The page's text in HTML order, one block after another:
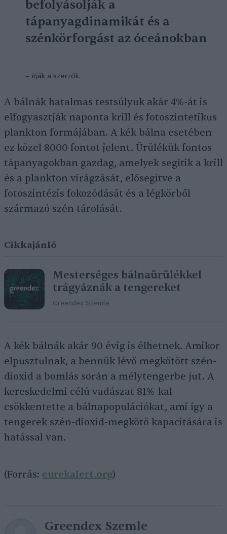
befolyásolják a
tápanyagdinamikát és a
szénkörforgást az óceánokban
– írják a szerzők.
A bálnák hatalmas testsúlyuk akár 4%-át is
elfogyasztják naponta krill és fotoszintetikus
plankton formájában. A kék bálna esetében
ez közel 8000 fontot jelent. Ürülékük fontos
tápanyagokban gazdag, amelyek segítik a krill
és a plankton virágzását, elősegítve a
fotoszintézis fokozódását és a légkörből
származó szén tárolását.
Cikkajánló
Mesterséges bálnaürülékkel
trágyáznák a tengereket
Greendex Szemle
A kék bálnák akár 90 évig is élhetnek. Amikor
elpusztulnak, a bennük lévő megkötött szén-
dioxid a bomlás során a mélytengerbe jut. A
kereskedelmi célú vadászat 81%-kal
csökkentette a bálnapopulációkat, ami így a
tengerek szén-dioxid-megkötő kapacitására is
hatással van.
(Forrás: eurekalert.org)
Greendex Szemle